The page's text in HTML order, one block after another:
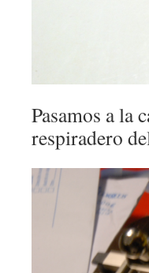
Pasamos a la
respiradero